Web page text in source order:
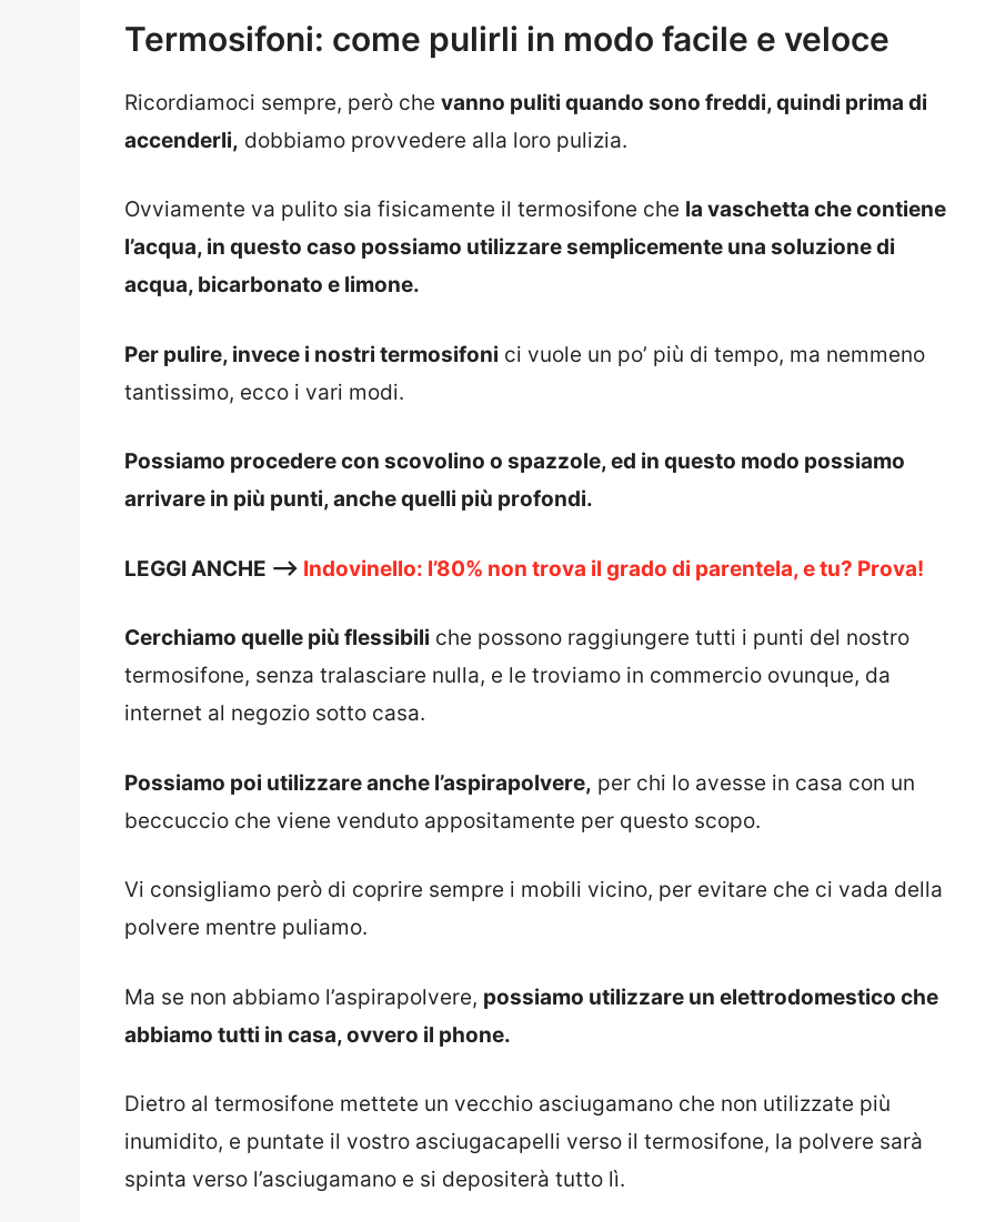
Termosifoni: come pulirli in modo facile e veloce
Ricordiamoci sempre, però che vanno puliti quando sono freddi, quindi prima di
accenderli, dobbiamo provvedere alla loro pulizia.
Ovviamente va pulito sia fisicamente il termosifone che la vaschetta che contiene
l’acqua, in questo caso possiamo utilizzare semplicemente una soluzione di
acqua, bicarbonato e limone.
Per pulire, invece i nostri termosifoni ci vuole un po’ più di tempo, ma nemmeno
tantissimo, ecco i vari modi.
Possiamo procedere con scovolino o spazzole, ed in questo modo possiamo
arrivare in più punti, anche quelli più profondi.
LEGGI ANCHE —> Indovinello: l’80% non trova il grado di parentela, e tu? Prova!
Cerchiamo quelle più flessibili che possono raggiungere tutti i punti del nostro
termosifone, senza tralasciare nulla, e le troviamo in commercio ovunque, da
internet al negozio sotto casa.
Possiamo poi utilizzare anche l’aspirapolvere, per chi lo avesse in casa con un
beccuccio che viene venduto appositamente per questo scopo.
Vi consigliamo però di coprire sempre i mobili vicino, per evitare che ci vada della
polvere mentre puliamo.
Ma se non abbiamo l’aspirapolvere, possiamo utilizzare un elettrodomestico che
abbiamo tutti in casa, ovvero il phone.
Dietro al termosifone mettete un vecchio asciugamano che non utilizzate più
inumidito, e puntate il vostro asciugacapelli verso il termosifone, la polvere sarà
spinta verso l’asciugamano e si depositerà tutto lì.